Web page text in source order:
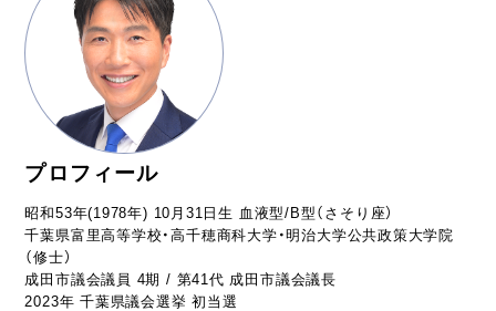
プロフィール
昭和53年(1978年) 10月31日生 血液型/B型（さそり座）
千葉県富里高等学校・高千穂商科大学・明治大学公共政策大学院
（修士）
成田市議会議員 4期 / 第41代 成田市議会議長
2023年 千葉県議会選挙 初当選